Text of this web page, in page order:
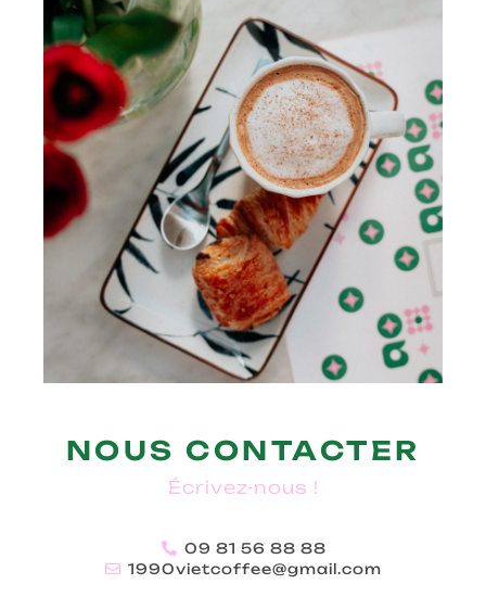
NOUS CONTACTER
Écrivez-nous !
09 81 56 88 88
1990vietcoffee@gmail.com